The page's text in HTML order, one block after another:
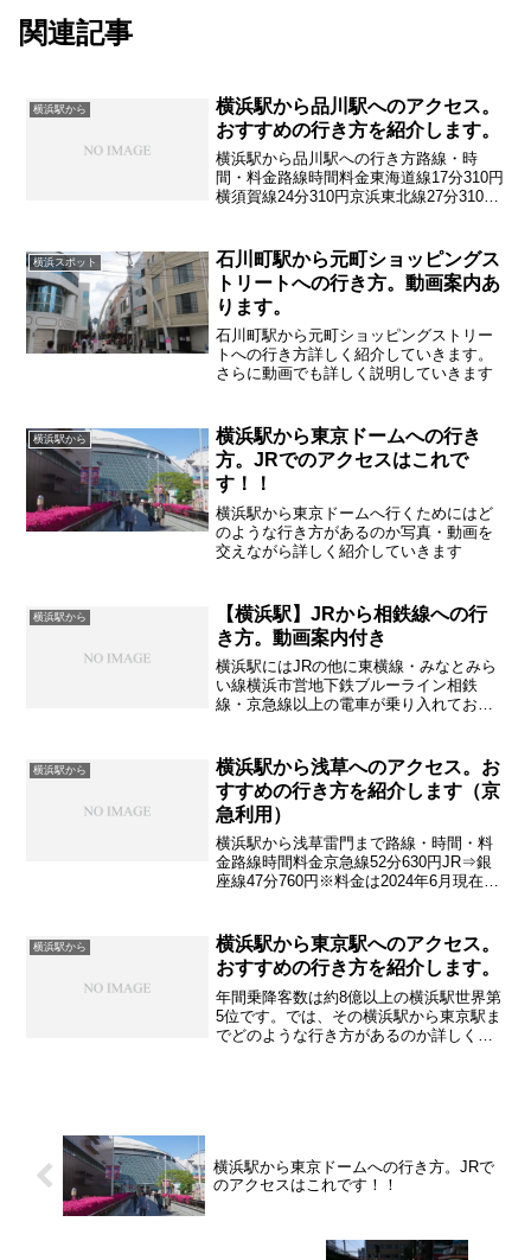
関連記事
横浜駅から
横浜駅から品川駅へのアクセス。
おすすめの行き方を紹介します。
横浜駅から品川駅への行き方路線・時
間・料金路線時間料金東海道線17分310円
横須賀線24分310円京浜東北線27分310円
横浜スポット
石川町駅から元町ショッピングス
トリートへの行き方。動画案内あ
ります。
石川町駅から元町ショッピングストリー
トへの行き方詳しく紹介していきます。
さらに動画でも詳しく説明していきます
横浜駅から
横浜駅から東京ドームへの行き
方。JRでのアクセスはこれで
す！！
横浜駅から東京ドームへ行くためにはど
のような行き方があるのか写真・動画を
交えながら詳しく紹介していきます
横浜駅から
【横浜駅】JRから相鉄線への行
き方。動画案内付き
横浜駅にはJRの他に東横線・みなとみら
い線横浜市営地下鉄ブルーライン相鉄
線・京急線以上の電車が乗り入れており
横浜駅から
横浜駅から浅草へのアクセス。お
すすめの行き方を紹介します（京
急利用）
横浜駅から浅草雷門まで路線・時間・料
金路線時間料金京急線52分630円JR⇒銀
座線47分760円※料金は2024年6月現在
は大幅に時間が変わります
横浜駅から
横浜駅から東京駅へのアクセス。
おすすめの行き方を紹介します。
年間乗降客数は約8億以上の横浜駅世界第
5位です。では、その横浜駅から東京駅ま
でどのような行き方があるのか詳しく紹
横浜駅から東京ドームへの行き方。JRで
のアクセスはこれです！！